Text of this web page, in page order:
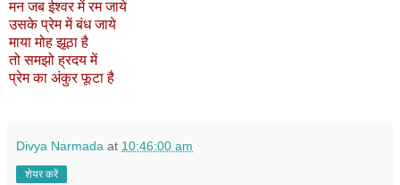
मन जब ईश्वर में रम जाये
उसके प्रेम में बंध जाये
माया मोह झूठा है
तो समझो ह्रदय में
प्रेम का अंकुर फूटा है
Divya Narmada at 10:46:00 am
शेयर करें